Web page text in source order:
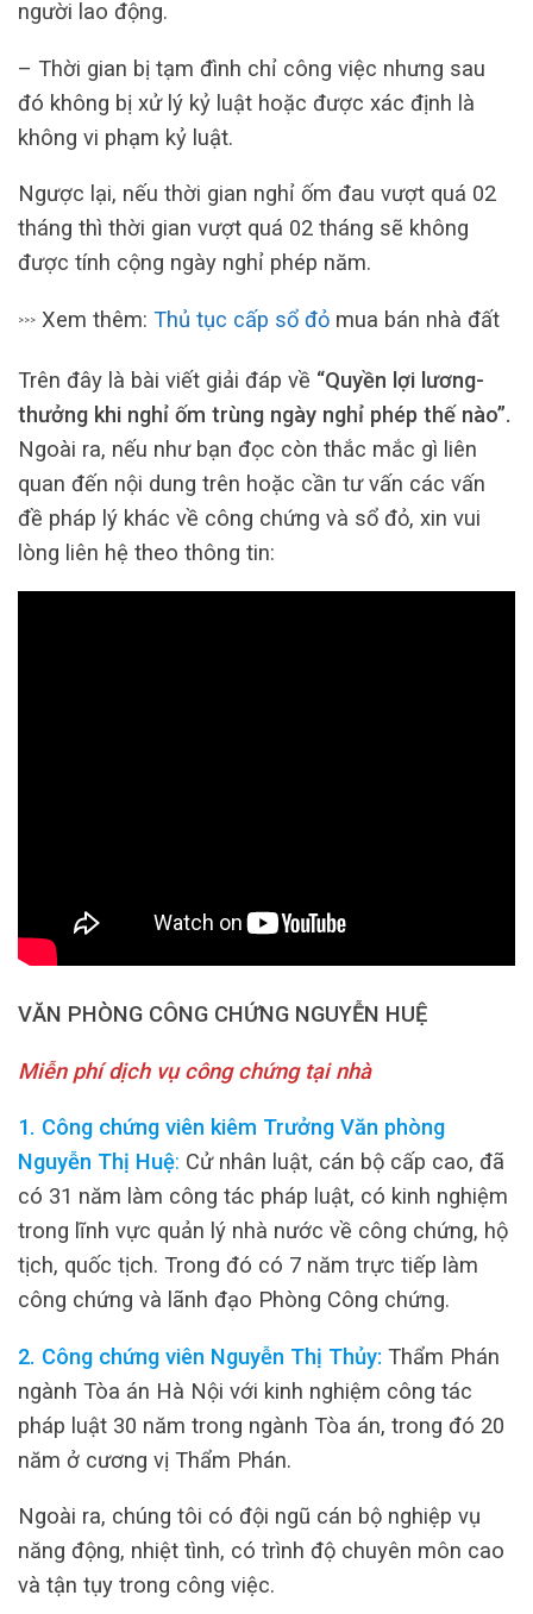
người lao động.
– Thời gian bị tạm đình chỉ công việc nhưng sau
đó không bị xử lý kỷ luật hoặc được xác định là
không vi phạm kỷ luật.
Ngược lại, nếu thời gian nghỉ ốm đau vượt quá 02
tháng thì thời gian vượt quá 02 tháng sẽ không
được tính cộng ngày nghỉ phép năm.
>>> Xem thêm: Thủ tục cấp sổ đỏ mua bán nhà đất
Trên đây là bài viết giải đáp về “Quyền lợi lương-
thưởng khi nghỉ ốm trùng ngày nghỉ phép thế nào”.
Ngoài ra, nếu như bạn đọc còn thắc mắc gì liên
quan đến nội dung trên hoặc cần tư vấn các vấn
đề pháp lý khác về công chứng và sổ đỏ, xin vui
lòng liên hệ theo thông tin:
VĂN PHÒNG CÔNG CHỨNG NGUYỄN HUỆ
Miễn phí dịch vụ công chứng tại nhà
1. Công chứng viên kiêm Trưởng Văn phòng
Nguyễn Thị Huệ: Cử nhân luật, cán bộ cấp cao, đã
có 31 năm làm công tác pháp luật, có kinh nghiệm
trong lĩnh vực quản lý nhà nước về công chứng, hộ
tịch, quốc tịch. Trong đó có 7 năm trực tiếp làm
công chứng và lãnh đạo Phòng Công chứng.
2. Công chứng viên Nguyễn Thị Thủy: Thẩm Phán
ngành Tòa án Hà Nội với kinh nghiệm công tác
pháp luật 30 năm trong ngành Tòa án, trong đó 20
năm ở cương vị Thẩm Phán.
Ngoài ra, chúng tôi có đội ngũ cán bộ nghiệp vụ
năng động, nhiệt tình, có trình độ chuyên môn cao
và tận tụy trong công việc.